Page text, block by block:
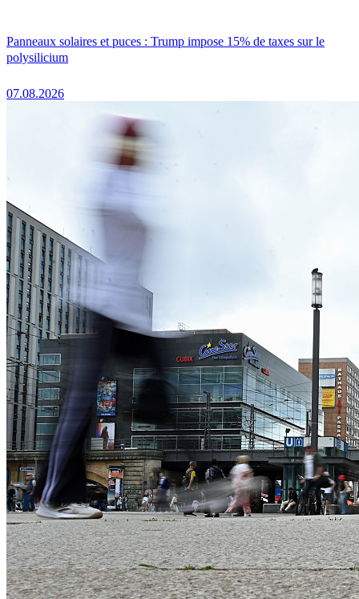
Panneaux solaires et puces : Trump impose 15% de taxes sur le
polysilicium
07.08.2026